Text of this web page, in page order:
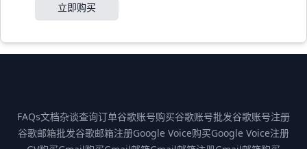
立即购买
FAQs文档杂谈查询订单谷歌账号购买谷歌账号批发谷歌账号注册
谷歌邮箱批发谷歌邮箱注册Google Voice购买Google Voice注册